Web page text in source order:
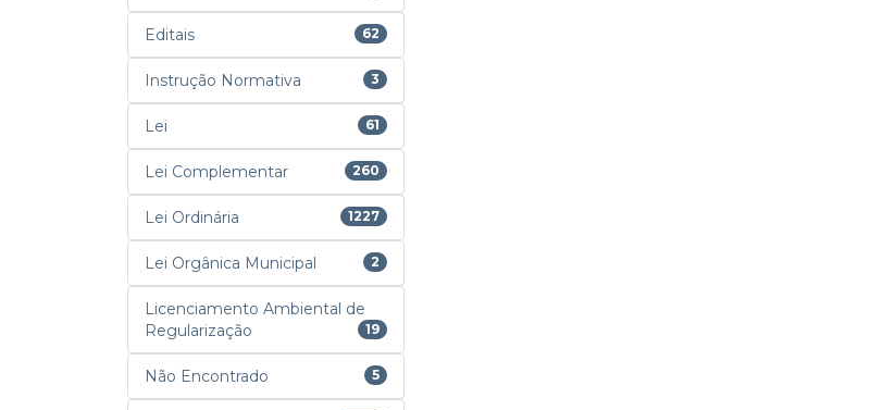
Editais 62
Instrução Normativa 3
Lei 61
Lei Complementar 260
Lei Ordinária 1227
Lei Orgânica Municipal 2
Licenciamento Ambiental de
Regularização
19
Não Encontrado 5